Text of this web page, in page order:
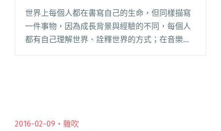
世界上每個人都在書寫自己的生命，但同樣描寫
一件事物，因為成長背景與經驗的不同，每個人
都有自己理解世界、詮釋世界的方式；在音樂領
域中，亦有非常天南地北、擁有鮮明特色方式詮
2016-02-09・ 雜吹